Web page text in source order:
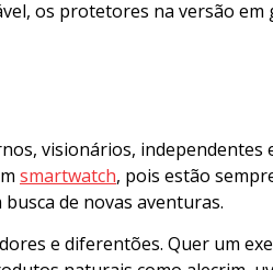
os protetores na versão
visionários,
smartwatch, pois estão
de novas aventuras.
e diferentões. Quer um